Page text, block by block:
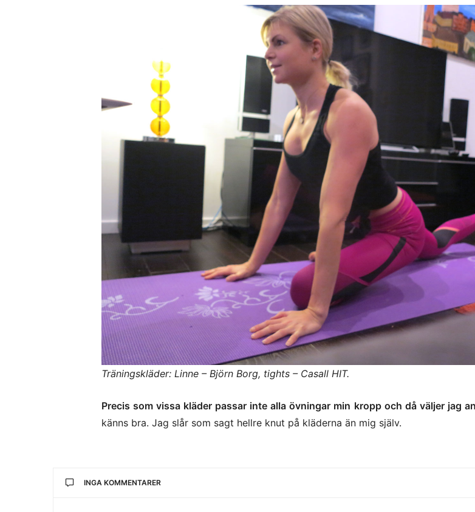
Träningskläder: Linne – Björn Borg, tights – Casall HIT.
Precis som vissa kläder passar inte alla övningar min kropp och då väljer jag
känns bra. Jag slår som sagt hellre knut på kläderna än mig själv.
INGA KOMMENTARER